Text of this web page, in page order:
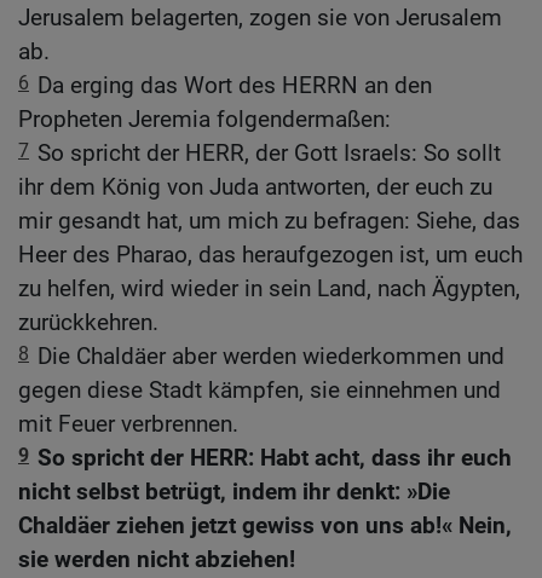
Jerusalem belagerten, zogen sie von Jerusalem
ab.
6 Da erging das Wort des HERRN an den
Propheten Jeremia folgendermaßen:
7 So spricht der HERR, der Gott Israels: So sollt
ihr dem König von Juda antworten, der euch zu
mir gesandt hat, um mich zu befragen: Siehe, das
Heer des Pharao, das heraufgezogen ist, um euch
zu helfen, wird wieder in sein Land, nach Ägypten,
zurückkehren.
8 Die Chaldäer aber werden wiederkommen und
gegen diese Stadt kämpfen, sie einnehmen und
mit Feuer verbrennen.
9 So spricht der HERR: Habt acht, dass ihr euch
nicht selbst betrügt, indem ihr denkt: »Die
Chaldäer ziehen jetzt gewiss von uns ab!« Nein,
sie werden nicht abziehen!